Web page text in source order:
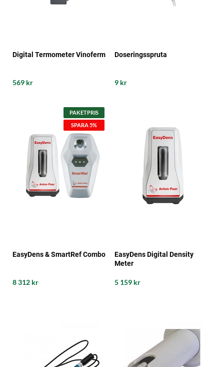
Digital Termometer Vinoferm
569 kr
Doseringsspruta
9 kr
PAKETPRIS
SPARA 5%
EasyDens & SmartRef Combo
8 312 kr
EasyDens Digital Density
Meter
5 159 kr